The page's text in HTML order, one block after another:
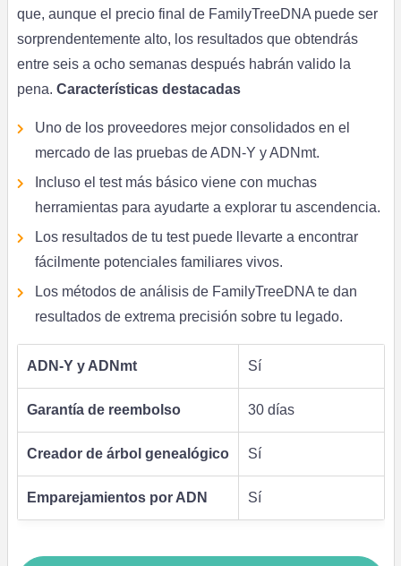
que, aunque el precio final de FamilyTreeDNA puede ser
sorprendentemente alto, los resultados que obtendrás
entre seis a ocho semanas después habrán valido la
pena. Características destacadas
Uno de los proveedores mejor consolidados en el
mercado de las pruebas de ADN-Y y ADNmt.
Incluso el test más básico viene con muchas
herramientas para ayudarte a explorar tu ascendencia.
Los resultados de tu test puede llevarte a encontrar
fácilmente potenciales familiares vivos.
Los métodos de análisis de FamilyTreeDNA te dan
resultados de extrema precisión sobre tu legado.
ADN-Y y ADNmt Sí
Garantía de reembolso 30 días
Creador de árbol genealógico Sí
Emparejamientos por ADN Sí